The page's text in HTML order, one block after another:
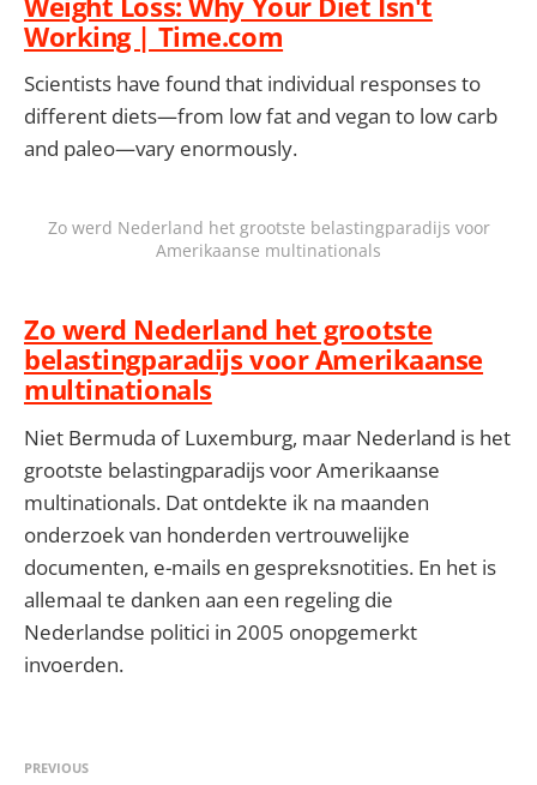
Working | Time.com
Scientists have found that individual responses to
different diets—from low fat and vegan to low carb
and paleo—vary enormously.
Zo werd Nederland het grootste belastingparadijs voor
Amerikaanse multinationals
Zo werd Nederland het grootste
belastingparadijs voor Amerikaanse
multinationals
Niet Bermuda of Luxemburg, maar Nederland is het
grootste belastingparadijs voor Amerikaanse
multinationals. Dat ontdekte ik na maanden
onderzoek van honderden vertrouwelijke
documenten, e-mails en gespreksnotities. En het is
allemaal te danken aan een regeling die
Nederlandse politici in 2005 onopgemerkt
invoerden.
PREVIOUS